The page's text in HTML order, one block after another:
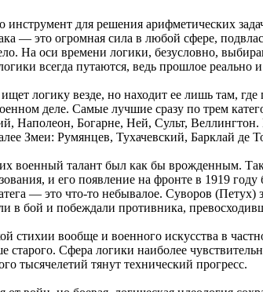
для решения арифметических
— это огромная сила в любой сфере,
На оси времени логики, безусловно,
всегда путаются, ведь прошлое реально
логику везде, но находит ее лишь там,
деле. Самые лучшие сразу по трем
Наполеон, Богарне, Ней, Сульт,
Змеи: Румянцев, Тухачевский, Барклай
военный талант был как бы врожденным.
и его появление на фронте в 1919
— это что-то небывалое. Суворов
в бой и побеждали противника,
стихии вообще и военного искусства в
старого. Сфера логики наиболее
тысячелетий тянут технический прогресс.